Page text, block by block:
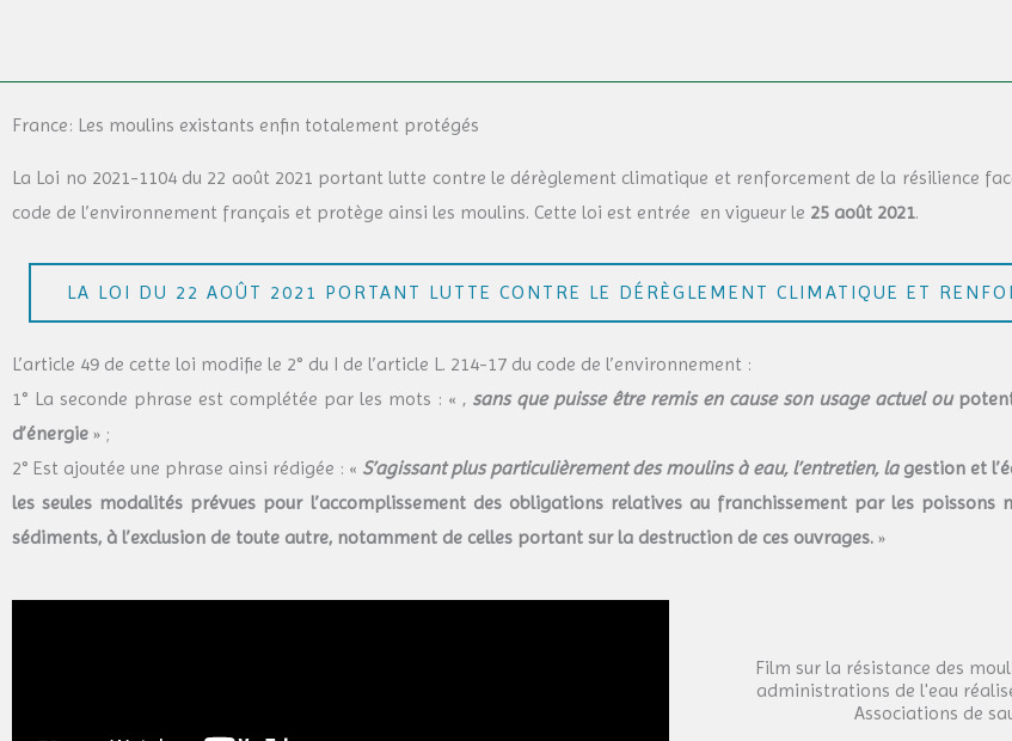
France: Les moulins existants enfin totalement protégés
La Loi no 2021-1104 du 22 août 2021 portant lutte contre le dérèglement climatique et renforcement de la résilience
code de l’environnement français et protège ainsi les moulins. Cette loi est entrée en vigueur le 25 août 2021.
LA LOI DU 22 AOÛT 2021 PORTANT LUTTE CONTRE LE DÉRÈGLEMENT CLIMATIQUE ET
L’article 49 de cette loi modifie le 2° du I de l’article L. 214-17 du code de l’environnement :
1° La seconde phrase est complétée par les mots : « , sans que puisse être remis en cause son usage actuel ou
d’énergie » ;
2° Est ajoutée une phrase ainsi rédigée : « S’agissant plus particulièrement des moulins à eau, l’entretien, lagestion et
les seules modalités prévues pour l’accomplissement des obligations relatives au franchissement par les
sédiments, à l’exclusion de toute autre, notamment de celles portant sur la destruction de ces ouvrages. »
Film sur la résistance des
administrations de l'eau
Associations de